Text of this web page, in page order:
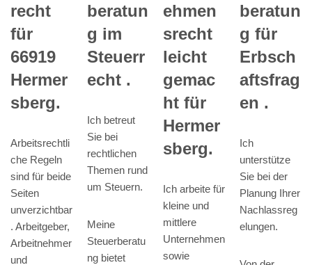
recht
für
66919
Hermer
sberg.
Arbeitsrechtli
che Regeln
sind für beide
Seiten
unverzichtbar
. Arbeitgeber,
Arbeitnehmer
und
beratun
g im
Steuerr
echt .
Ich betreut
Sie bei
rechtlichen
Themen rund
um Steuern.
Meine
Steuerberatu
ng bietet
ehmen
srecht
leicht
gemac
ht für
Hermer
sberg.
Ich arbeite für
kleine und
mittlere
Unternehmen
sowie
beratun
g für
Erbsch
aftsfrag
en .
Ich
unterstütze
Sie bei der
Planung Ihrer
Nachlassreg
elungen.